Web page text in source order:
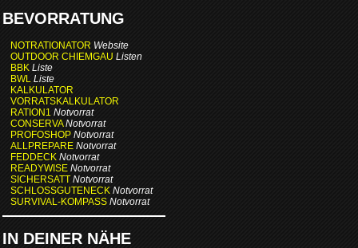
BEVORRATUNG
NOTRATIONATOR Website
OUTDOOR CHIEMGAU Listen
BBK Liste
BWL Liste
KALKULATOR
VORRATSKALKULATOR
RATION1 Notvorrat
CONSERVA Notvorrat
PROFOSHOP Notvorrat
ALLPREPARE Notvorrat
FEDDECK Notvorrat
READYWISE Notvorrat
SICHERSATT Notvorrat
SCHLOSSGUTENECK Notvorrat
SURVIVAL-KOMPASS Notvorrat
IN DEINER NÄHE